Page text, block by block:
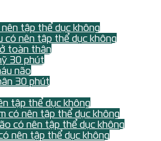
tập thể dục không
có nên tập thể dục không
toàn thân
30 phút
não
30 phút
tập thể dục không
có nên tập thể dục không
có nên tập thể dục không
nên tập thể dục không